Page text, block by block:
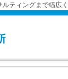
ティングまで幅広